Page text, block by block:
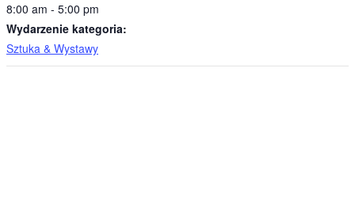
8:00 am - 5:00 pm
Wydarzenie kategoria:
Sztuka & Wystawy